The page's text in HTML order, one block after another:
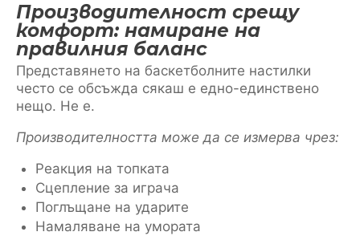
Производителност срещу
комфорт: намиране на
правилния баланс
Представянето на баскетболните настилки
често се обсъжда сякаш е едно-единствено
нещо. Не е.
Производителността може да се измерва чрез:
Реакция на топката
Сцепление за играча
Поглъщане на ударите
Намаляване на умората